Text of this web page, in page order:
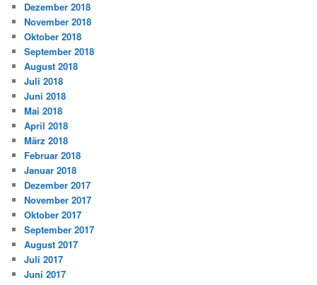
Dezember 2018
November 2018
Oktober 2018
September 2018
August 2018
Juli 2018
Juni 2018
Mai 2018
April 2018
März 2018
Februar 2018
Januar 2018
Dezember 2017
November 2017
Oktober 2017
September 2017
August 2017
Juli 2017
Juni 2017